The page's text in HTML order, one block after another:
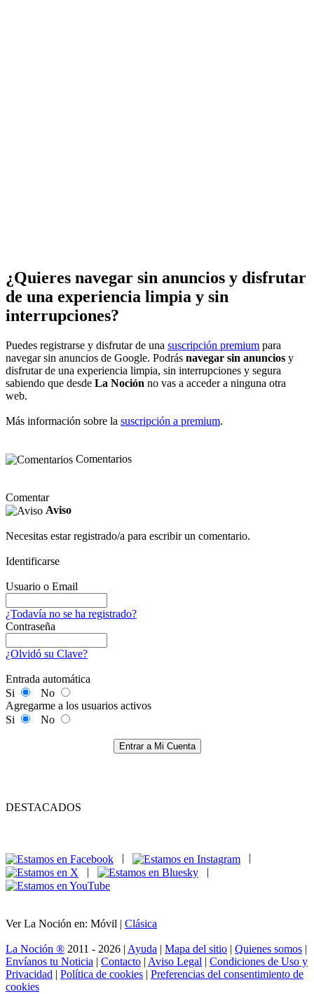
¿Quieres navegar sin anuncios y disfrutar
de una experiencia limpia y sin
interrupciones?
Puedes registrarse y disfrutar de una suscripción premium para
navegar sin anuncios de Google. Podrás navegar sin anuncios y
disfrutar de una experiencia limpia, sin interrupciones y segura
sabiendo que desde La Noción no vas a acceder a ninguna otra
web.
Más información sobre la suscripción a premium.
Comentarios
Comentar
Aviso
Necesitas estar registrado/a para escribir un comentario.
Identificarse
Usuario o Email
¿Todavía no se ha registrado?
Contraseña
¿Olvidó su Clave?
Entrada automática
Si
No
Agregarme a los usuarios activos
Si
No
Entrar a Mi Cuenta
DESTACADOS
|
|
Ver La Noción en: Móvil | Clásica
La Noción ® 2011 - 2026 | Ayuda | Mapa del sitio | Quienes somos |
Envíanos tu Noticia | Contacto | Aviso Legal | Condiciones de Uso y
Privacidad | Política de cookies | Preferencias del consentimiento de
cookies